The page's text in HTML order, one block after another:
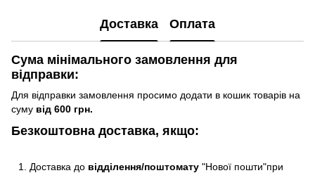
Доставка Оплата
Сума мінімального замовлення для
відправки:
Для відправки замовлення просимо додати в кошик товарів на
суму від 600 грн.
Безкоштовна доставка, якщо:
Доставка до відділення/поштомату "Нової пошти"при